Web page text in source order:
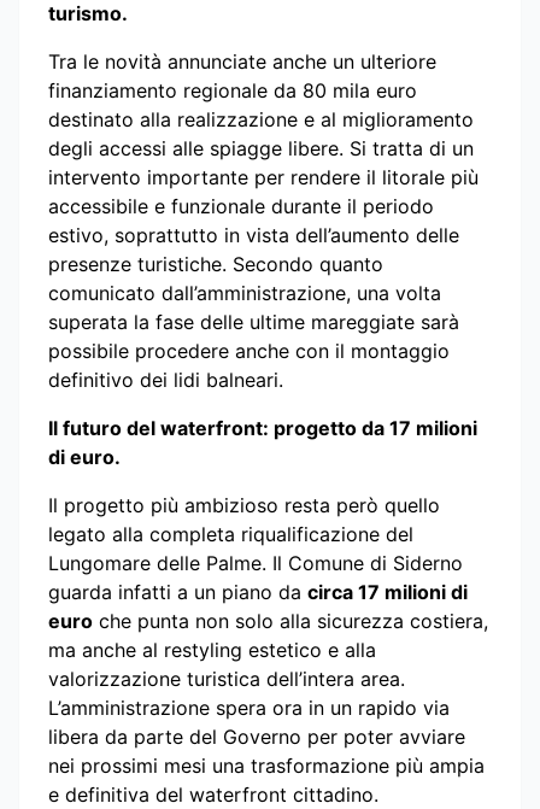
turismo.
Tra le novità annunciate anche un ulteriore
finanziamento regionale da 80 mila euro
destinato alla realizzazione e al miglioramento
degli accessi alle spiagge libere. Si tratta di un
intervento importante per rendere il litorale più
accessibile e funzionale durante il periodo
estivo, soprattutto in vista dell’aumento delle
presenze turistiche. Secondo quanto
comunicato dall’amministrazione, una volta
superata la fase delle ultime mareggiate sarà
possibile procedere anche con il montaggio
definitivo dei lidi balneari.
Il futuro del waterfront: progetto da 17 milioni
di euro.
Il progetto più ambizioso resta però quello
legato alla completa riqualificazione del
Lungomare delle Palme. Il Comune di Siderno
guarda infatti a un piano da circa 17 milioni di
euro che punta non solo alla sicurezza costiera,
ma anche al restyling estetico e alla
valorizzazione turistica dell’intera area.
L’amministrazione spera ora in un rapido via
libera da parte del Governo per poter avviare
nei prossimi mesi una trasformazione più ampia
e definitiva del waterfront cittadino.